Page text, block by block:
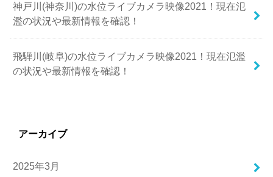
神戸川(神奈川)の水位ライブカメラ映像2021！現在氾
濫の状況や最新情報を確認！
飛騨川(岐阜)の水位ライブカメラ映像2021！現在氾濫
の状況や最新情報を確認！
アーカイブ
2025年3月